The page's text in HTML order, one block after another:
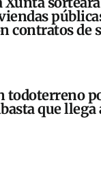
contratos de
todoterreno
que llega